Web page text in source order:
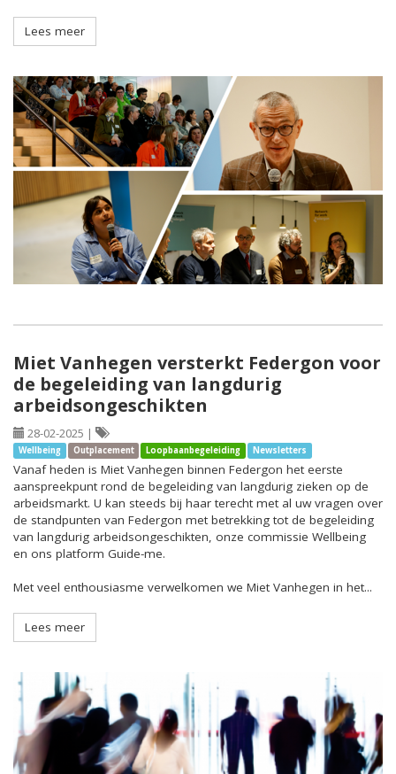
Lees meer
Miet Vanhegen versterkt Federgon voor
de begeleiding van langdurig
arbeidsongeschikten
28-02-2025 |
Wellbeing Outplacement Loopbaanbegeleiding Newsletters
Vanaf heden is Miet Vanhegen binnen Federgon het eerste
aanspreekpunt rond de begeleiding van langdurig zieken op de
arbeidsmarkt. U kan steeds bij haar terecht met al uw vragen over
de standpunten van Federgon met betrekking tot de begeleiding
van langdurig arbeidsongeschikten, onze commissie Wellbeing
en ons platform Guide-me.
Met veel enthousiasme verwelkomen we Miet Vanhegen in het...
Lees meer